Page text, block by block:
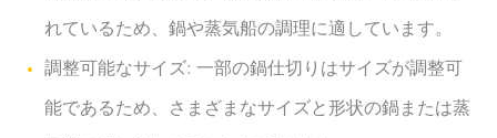
れているため、鍋や蒸気船の調理に適しています。
調整可能なサイズ: 一部の鍋仕切りはサイズが調整可
能であるため、さまざまなサイズと形状の鍋または蒸